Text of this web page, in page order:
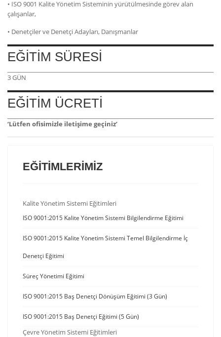
• ISO 9001 Kalite Yönetim Sisteminin yürütülmesinde görev alan
çalışanlar,
• Denetçiler ve Denetçi Adayları, Danışmanlar
EĞİTİM SÜRESİ
3 GÜN
EĞİTİM ÜCRETİ
‘Lütfen ofisimizle iletişime geçiniz’
EĞİTİMLERİMİZ
Kalite Yönetim Sistemi Eğitimleri
ISO 9001:2015 Kalite Yönetim Sistemi Bilgilendirme Eğitimi
ISO 9001:2015 Kalite Yönetim Sistemi Temel Bilgilendirme İç
Denetçi Eğitimi
Süreç Yönetimi Eğitimi
ISO 9001:2015 Baş Denetçi Dönüşüm Eğitimi (3 Gün)
ISO 9001:2015 Baş Denetçi Eğitimi (5 Gün)
Çevre Yönetim Sistemi Eğitimleri